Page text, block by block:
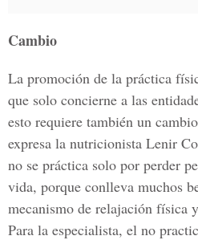
Cambio
La promoción de la práctica
que solo concierne a las
esto requiere también un
expresa la nutricionista Lenir
no se práctica solo por perder
vida, porque conlleva muchos
mecanismo de relajación física
Para la especialista, el no